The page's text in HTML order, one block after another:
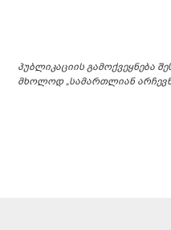
პუბლიკაციის გამოქვეყნება
მხოლოდ „სამართლიან